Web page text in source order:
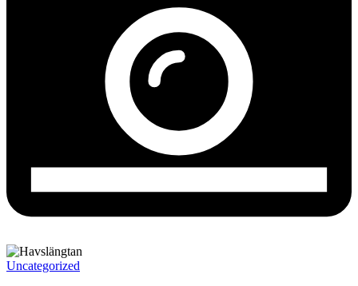
Uncategorized